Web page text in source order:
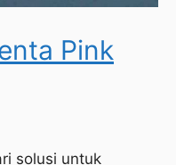
Pink
solusi untuk